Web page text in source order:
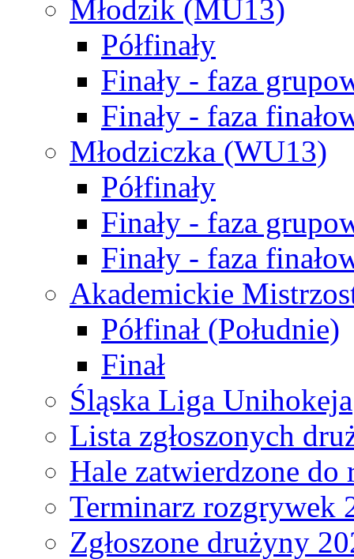
Młodzik (MU13)
Półfinały
Finały - faza
Finały - faza
Młodziczka (WU13)
Półfinały
Finały - faza
Finały - faza
Akademickie
Półfinał (Południe)
Finał
Śląska Liga Unihokeja
Lista zgłoszonych
Hale zatwierdzone do
Terminarz rozgrywek
Zgłoszone drużyny